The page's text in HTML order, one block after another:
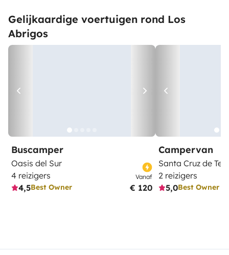
Gelijkaardige voertuigen rond Los
Abrigos
Buscamper
Oasis del Sur
4 reizigers
4,5Best Owner
Vanaf
€ 120
Campervan
Santa Cruz de
2 reizigers
5,0Best Owner